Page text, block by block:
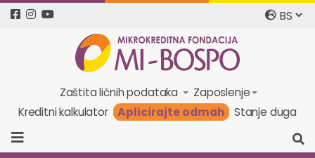
Zaštita ličnih podataka
Zaposlenje
Kreditni kalkulator
Aplicirajte odmah Stanje duga